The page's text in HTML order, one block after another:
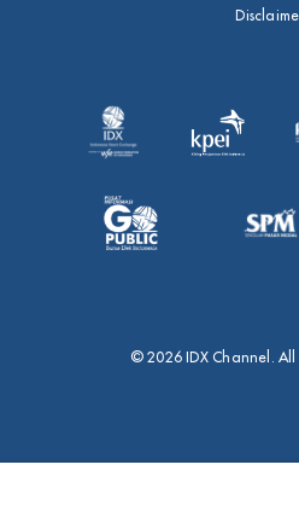
© 2026 IDX Channel. All